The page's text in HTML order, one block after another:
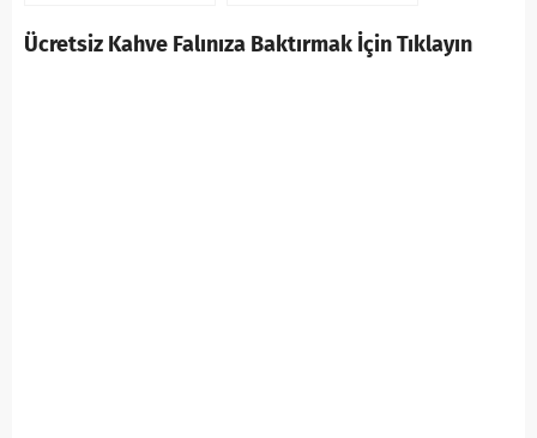
Ücretsiz Kahve Falınıza Baktırmak İçin Tıklayın